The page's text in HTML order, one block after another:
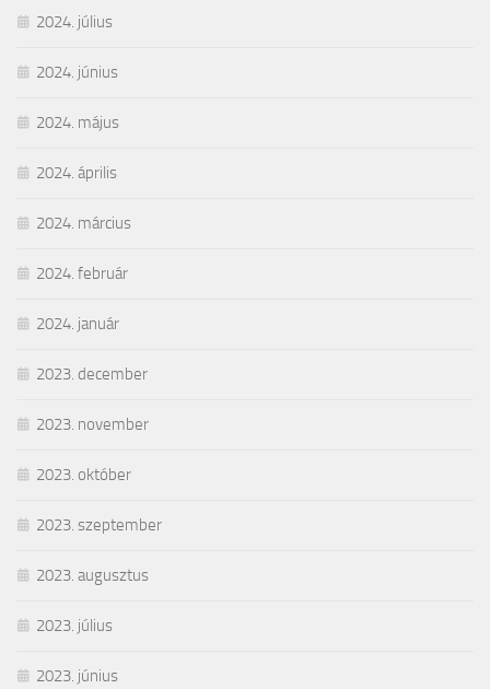
2024. július
2024. június
2024. május
2024. április
2024. március
2024. február
2024. január
2023. december
2023. november
2023. október
2023. szeptember
2023. augusztus
2023. július
2023. június